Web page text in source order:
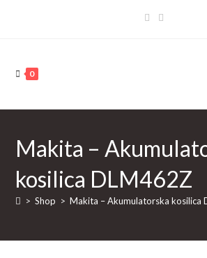
0
Makita –
kosilica DLM462Z
> Shop > Makita – Akumulatorska kosilica